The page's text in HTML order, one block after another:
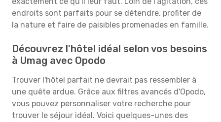
endroits sont parfaits pour se détendre, profiter de
la nature et faire de paisibles promenades en famille.
Découvrez l'hôtel idéal selon vos besoins
à Umag avec Opodo
Trouver l'hôtel parfait ne devrait pas ressembler à
une quête ardue. Grâce aux filtres avancés d'Opodo,
vous pouvez personnaliser votre recherche pour
trouver le séjour idéal. Voici quelques-unes des